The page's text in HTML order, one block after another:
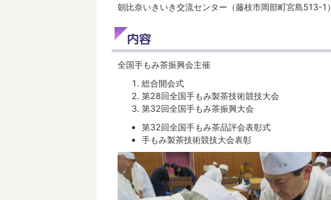
朝比奈いきいき交流センター（藤枝市岡部町宮島513-1）
内容
全国手もみ茶振興会主催
総合開会式
第28回全国手もみ製茶技術競技大会
第32回全国手もみ茶振興大会
第32回全国手もみ茶品評会表彰式
手もみ製茶技術競技大会表彰